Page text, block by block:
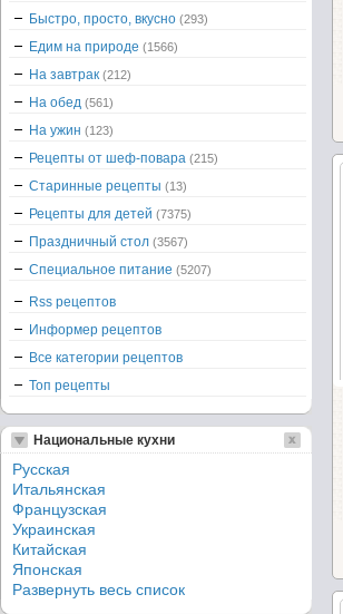
Быстро, просто, вкусно (293)
Едим на природе (1566)
На завтрак (212)
На обед (561)
На ужин (123)
Рецепты от шеф-повара (215)
Старинные рецепты (13)
Рецепты для детей (7375)
Праздничный стол (3567)
Специальное питание (5207)
Rss рецептов
Информер рецептов
Все категории рецептов
Топ рецепты
Национальные кухни
Русская
Итальянская
Французская
Украинская
Китайская
Японская
Развернуть весь список